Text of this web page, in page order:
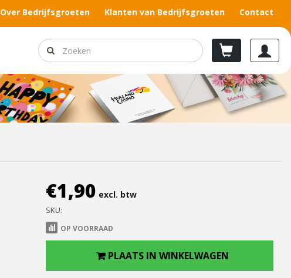
Contact
Klanten van Bedrijfsgroeten
Over Bedrijfsgroeten
€1,90 excl. btw
SKU:
OP VOORRAAD
PLAATS IN WINKELWAGEN